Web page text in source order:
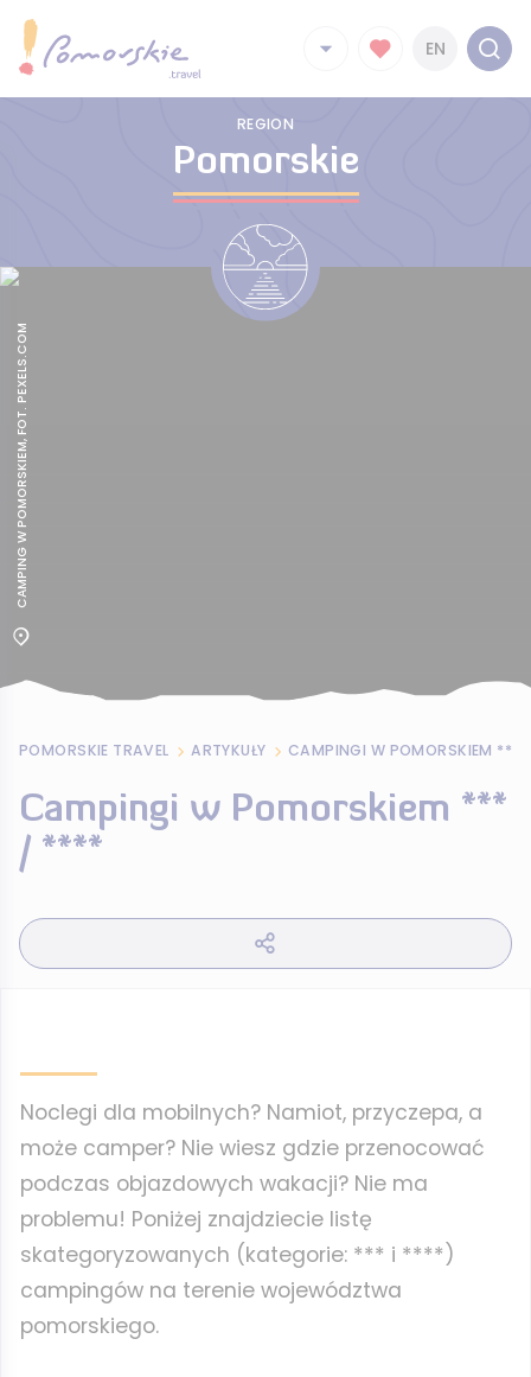
EN
REGION
Pomorskie
CAMPING W POMORSKIEM, FOT. PEXELS.COM
POMORSKIE TRAVEL ARTYKUŁY CAMPINGI W POMORSKIEM
Campingi w Pomorskiem ***
/ ****
Noclegi dla mobilnych? Namiot, przyczepa, a
może camper? Nie wiesz gdzie przenocować
podczas objazdowych wakacji? Nie ma
problemu! Poniżej znajdziecie listę
skategoryzowanych (kategorie: *** i ****)
campingów na terenie województwa
pomorskiego.